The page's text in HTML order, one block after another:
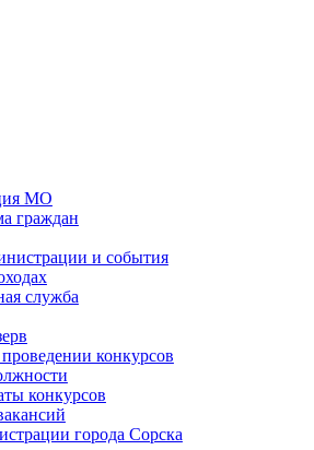
МО
граждан
и события
служба
конкурсов
конкурсов
города Сорска